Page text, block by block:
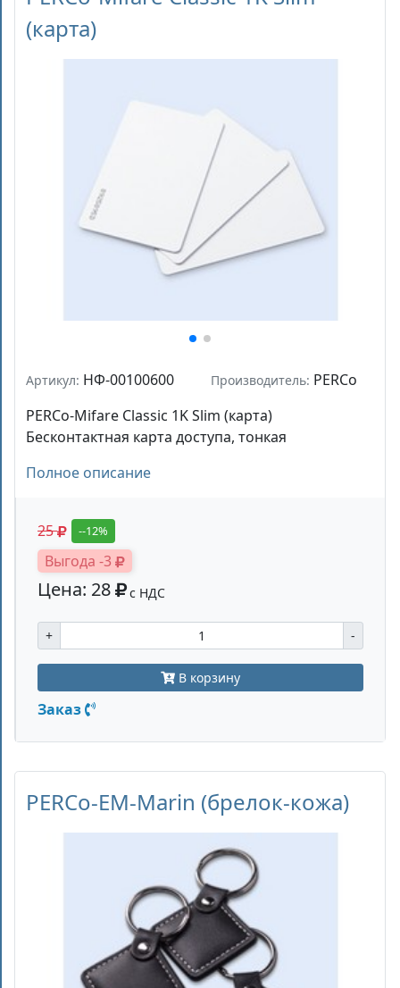
(карта)
Артикул: НФ-00100600 Производитель: PERCo
PERCo-Mifare Classic 1K Slim (карта)
Бесконтактная карта доступа, тонкая
Полное описание
25 --12%
Выгода -3
Цена: 28 с НДС
+ -
В корзину
Заказ
PERCo-EM-Marin (брелок-кожа)